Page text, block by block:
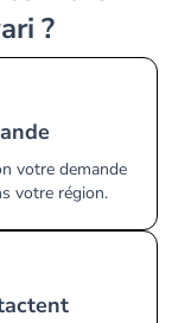
?
votre demande
votre région.